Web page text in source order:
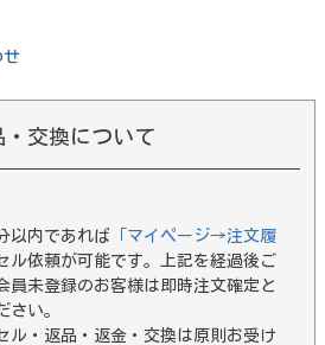
せ
・交換について
以内であれば 「マイページ→注文履
ル依頼が可能です。上記を経過後ご
員未登録のお客様は即時注文確定と
さい。
ル・返品・返金・交換は原則お受け